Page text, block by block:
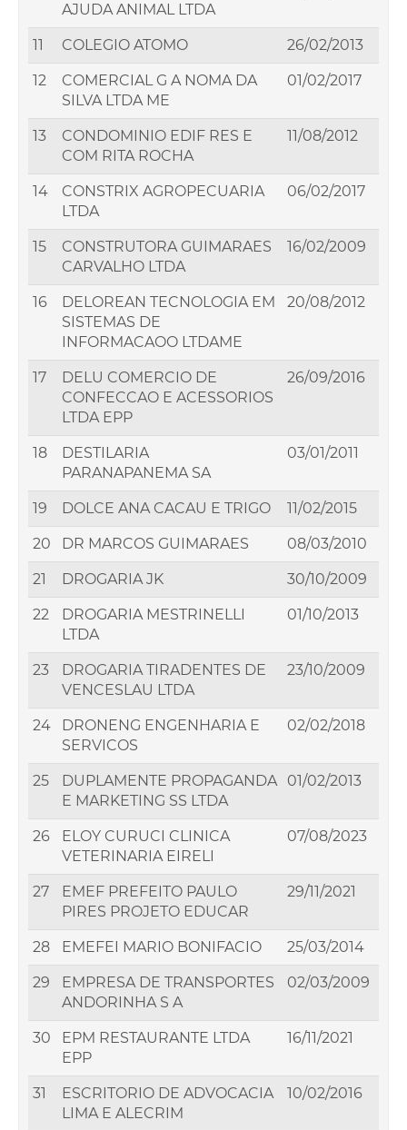
AJUDA ANIMAL LTDA
11 COLEGIO ATOMO 26/02/2013
12
COMERCIAL G A NOMA DA
SILVA LTDA ME
01/02/2017
13
CONDOMINIO EDIF RES E
COM RITA ROCHA
11/08/2012
14
CONSTRIX AGROPECUARIA
LTDA
06/02/2017
15
CONSTRUTORA GUIMARAES
CARVALHO LTDA
16/02/2009
16
DELOREAN TECNOLOGIA EM
SISTEMAS DE
INFORMACAOO LTDAME
20/08/2012
17
DELU COMERCIO DE
CONFECCAO E ACESSORIOS
LTDA EPP
26/09/2016
18
DESTILARIA
PARANAPANEMA SA
03/01/2011
19 DOLCE ANA CACAU E TRIGO 11/02/2015
20 DR MARCOS GUIMARAES 08/03/2010
21 DROGARIA JK 30/10/2009
22
DROGARIA MESTRINELLI
LTDA
01/10/2013
23
DROGARIA TIRADENTES DE
VENCESLAU LTDA
23/10/2009
24
DRONENG ENGENHARIA E
SERVICOS
02/02/2018
25
DUPLAMENTE PROPAGANDA
E MARKETING SS LTDA
01/02/2013
26
ELOY CURUCI CLINICA
VETERINARIA EIRELI
07/08/2023
27
EMEF PREFEITO PAULO
PIRES PROJETO EDUCAR
29/11/2021
28 EMEFEI MARIO BONIFACIO 25/03/2014
29
EMPRESA DE TRANSPORTES
ANDORINHA S A
02/03/2009
30
EPM RESTAURANTE LTDA
EPP
16/11/2021
31
ESCRITORIO DE ADVOCACIA
LIMA E ALECRIM
10/02/2016